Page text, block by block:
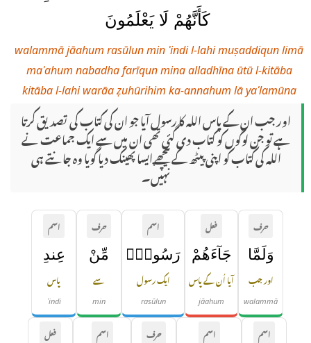
كَأَنَّهُمْ لَا يَعْلَمُونَ
walammā jāahum rasūlun min ʿindi l-lahi muṣaddiqun limā
maʿahum nabadha farīqun mina alladhīna ūtū l-kitāba
kitāba l-lahi warāa ẓuhūrihim ka-annahum lā yaʿlamūna
اور جب ان کے پاس الله کا رسول آیا جو ان کی کتاب کی تصدیق کرتا
ہے تو جن لوگوں کو کتاب دی گئی تھی ان میں سے ایک جماعت نے
الله کی کتاب کو اپنی پیٹھ کے پیچھے ایسا پھینک دیا گویا وہ جانتے ہی
نہیں۔
حرف
وَلَمَّا
اور جب
walammā
فعل
جَآءَهُمْ
آیا اُن کے پاس
jāahum
اسم
رَسُولٌۭ
ایک رسول
rasūlun
حرف
مِّنْ
سے
min
اسم
عِندِ
پاس
ʿindi
اسم
اسم
حرف
اسم
فعل